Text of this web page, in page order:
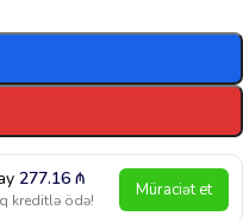
277.16₼
kreditlə ödə! Müraciət et